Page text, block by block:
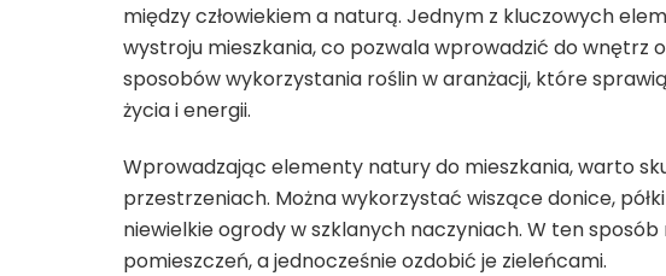
między człowiekiem a naturą. Jednym z kluczowych
wystroju mieszkania, co pozwala wprowadzić do wnętrz
sposobów wykorzystania roślin w aranżacji, które
życia i energii.
Wprowadzając elementy natury do mieszkania, warto
przestrzeniach. Można wykorzystać wiszące donice,
niewielkie ogrody w szklanych naczyniach. W ten
pomieszczeń, a jednocześnie ozdobić je zieleńcami.